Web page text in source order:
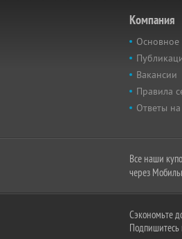
Компания
Основное
Вакансии
Правила
Ответы
Все наши
через
Сэкономьте